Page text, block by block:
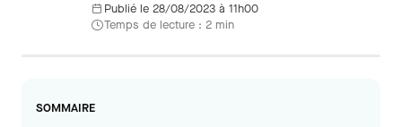
Publié le 28/08/2023 à 11h00
Temps de lecture : 2 min
SOMMAIRE